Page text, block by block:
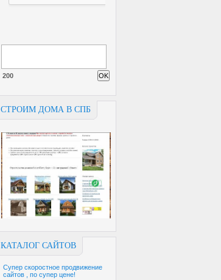
200
СТРОИМ ДОМА В СПБ
КАТАЛОГ САЙТОВ
Супер скоростное продвижение
сайтов , по супер цене!